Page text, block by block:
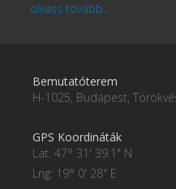
olvass tovább...
Bemutatóterem
H-1025, Budapest,
GPS Koordináták
Lat: 47° 31' 39.1" N
Lng: 19° 0' 28" E